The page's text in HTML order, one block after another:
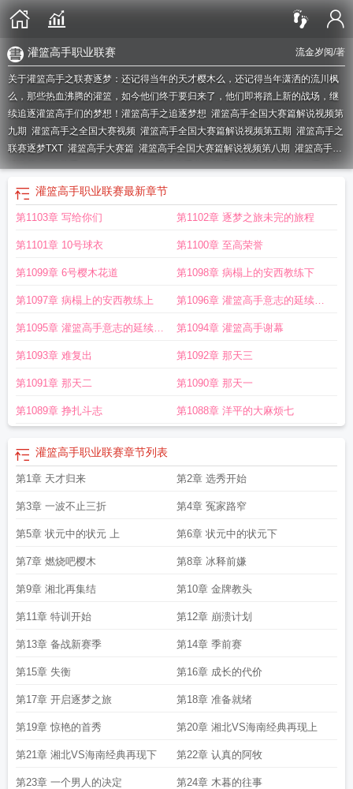
流金岁阅/著
灌篮高手职业联赛
关于灌篮高手之联赛逐梦：还记得当年的天才樱木么，还记得当年潇洒的流川枫
么，那些热血沸腾的灌篮，如今他们终于要归来了，他们即将踏上新的战场，继
续追逐灌篮高手们的梦想！ 灌篮高手之追逐梦想 灌篮高手全国大赛篇解说视频第
九期 灌篮高手之全国大赛视频 灌篮高手全国大赛篇解说视频第五期 灌篮高手之
联赛逐梦TXT 灌篮高手大赛篇 灌篮高手全国大赛篇解说视频第八期 灌篮高手篮
球比赛灌篮高手—dreamsforever灌篮高手之联赛逐梦有漫画吗灌篮高手之梦
回灌篮人间
灌篮高手之梦回灌 灌篮高手比赛
网 灌篮高手职业联赛
大赛灌篮高手之联赛逐梦结局 灌篮第二季追梦队 灌篮高手全国大赛篇解说视频
手全国大赛全集灌篮高手全国大赛续篇
灌篮高手职业联赛最新章节
第1103章 写给你们 第1102章 逐梦之旅未完的旅程
第1101章 10号球衣 第1100章 至高荣誉
第1099章 6号樱木花道 第1098章 病榻上的安西教练下
第1097章 病榻上的安西教练上 第1096章 灌篮高手意志的延续流
川枫上
第1095章 灌篮高手意志的延续流
川枫上
第1094章 灌篮高手谢幕
第1093章 难复出 第1092章 那天三
第1091章 那天二 第1090章 那天一
第1089章 挣扎斗志 第1088章 洋平的大麻烦七
灌篮高手职业联赛章节列表
第1章 天才归来 第2章 选秀开始
第3章 一波不止三折 第4章 冤家路窄
第5章 状元中的状元 上 第6章 状元中的状元下
第7章 燃烧吧樱木 第8章 冰释前嫌
第9章 湘北再集结 第10章 金牌教头
第11章 特训开始 第12章 崩溃计划
第13章 备战新赛季 第14章 季前赛
第15章 失衡 第16章 成长的代价
第17章 开启逐梦之旅 第18章 准备就绪
第19章 惊艳的首秀 第20章 湘北VS海南经典再现上
第21章 湘北VS海南经典再现下 第22章 认真的阿牧
第23章 一个男人的决定 第24章 木暮的往事